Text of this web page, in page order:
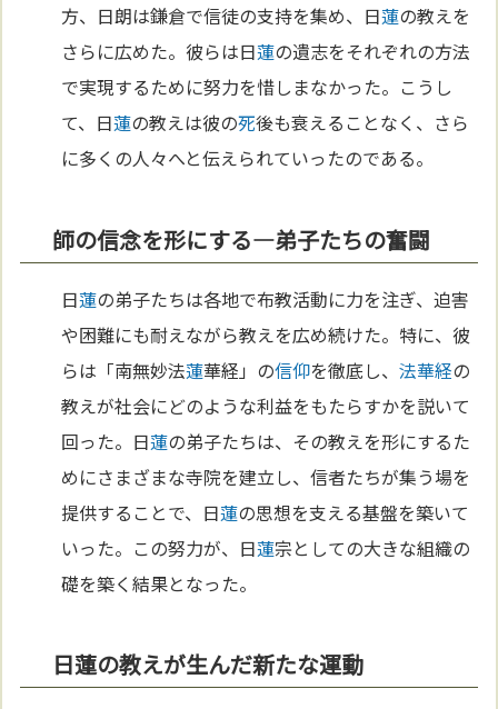
方、日朗は鎌倉で信徒の支持を集め、日蓮の教えを
さらに広めた。彼らは日蓮の遺志をそれぞれの方法
で実現するために努力を惜しまなかった。こうし
て、日蓮の教えは彼の死後も衰えることなく、さら
に多くの人々へと伝えられていったのである。
師の信念を形にする—弟子たちの奮闘
日蓮の弟子たちは各地で布教活動に力を注ぎ、迫害
や困難にも耐えながら教えを広め続けた。特に、彼
らは「南無妙法蓮華経」の信仰を徹底し、法華経の
教えが社会にどのような利益をもたらすかを説いて
回った。日蓮の弟子たちは、その教えを形にするた
めにさまざまな寺院を建立し、信者たちが集う場を
提供することで、日蓮の思想を支える基盤を築いて
いった。この努力が、日蓮宗としての大きな組織の
礎を築く結果となった。
日蓮の教えが生んだ新たな運動